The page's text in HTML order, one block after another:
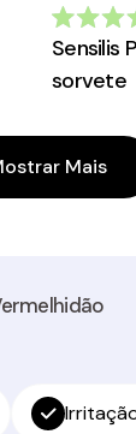
Avaliado
com
de
Sensilis
sorvete
Mais